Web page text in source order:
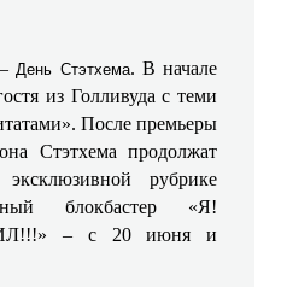
День Стэтхема. В начале
из Голливуда с теми
После премьеры
Стэтхема продолжат
рубрике
блокбастер «Я!
– с 20 июня и